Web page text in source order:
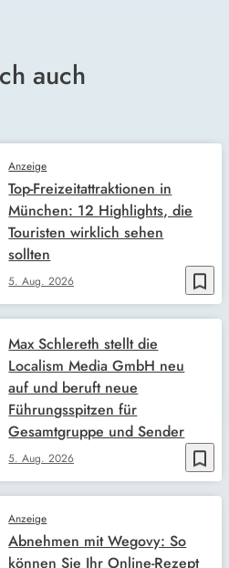
auch
bookmark_border
Anzeige
5. Aug. 2026
Top-Freizeitattraktionen in
München: 12 Highlights, die
Touristen wirklich sehen
sollten
bookmark_border
5. Aug. 2026
Max Schlereth stellt die
Localism Media GmbH neu
auf und beruft neue
Führungsspitzen für
Gesamtgruppe und Sender
Anzeige
Abnehmen mit Wegovy: So
können Sie Ihr Online-Rezept